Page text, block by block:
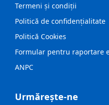
Termeni și condiții
Politică de confidențialitate
Politică Cookies
Formular pentru raportare
ANPC
Urmărește-ne